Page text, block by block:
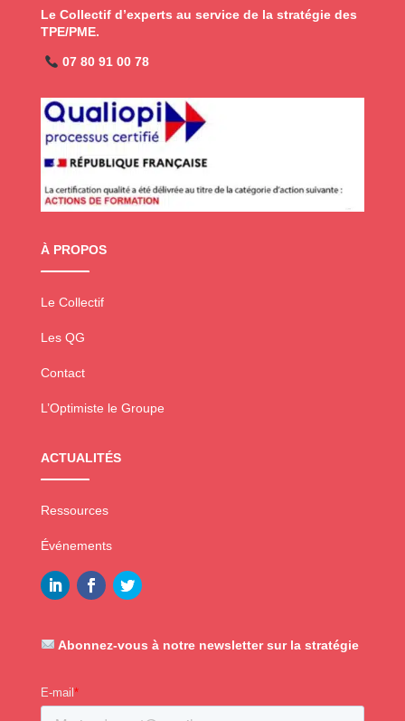
Le Collectif d’experts au service de la stratégie des
TPE/PME.
07 80 91 00 78
À PROPOS
Le Collectif
Les QG
Contact
L’Optimiste le Groupe
ACTUALITÉS
Ressources
Événements
Abonnez-vous à notre newsletter sur la stratégie